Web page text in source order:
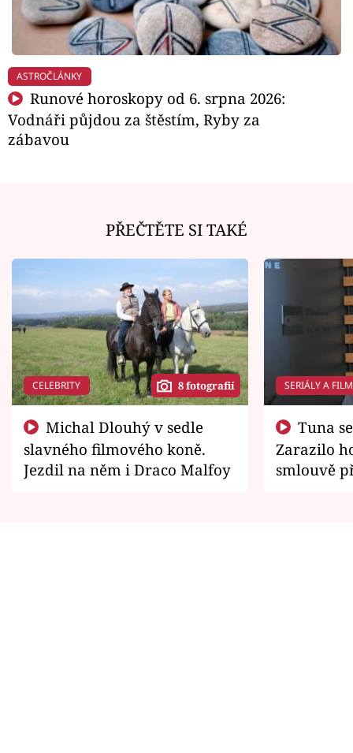
ASTROČLÁNKY
Runové horoskopy od 6. srpna 2026:
Vodnáři půjdou za štěstím, Ryby za
zábavou
PŘEČTĚTE SI TAKÉ
CELEBRITY 8 fotografií
slavného filmového koně.
Jezdil na něm i Draco Malfoy
SERIÁLY A
Zarazilo
smlouvě